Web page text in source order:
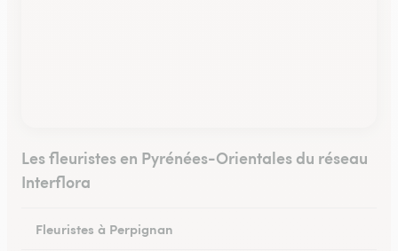
Les fleuristes en Pyrénées-Orientales du réseau
Interflora
Fleuristes à Perpignan